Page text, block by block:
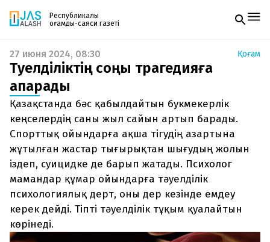
Республикалық
қоғамдық-саяси газеті
Жаңалықтар
Спорт
Live
Руханият
Аймақ
Архив
Заң және тәртіп
Редакциямен байланыс
+7 708 604 51 06
Жарнама бөлімі
+7 701 220 64 52
Пошта
zhasalash100@gmail.com
Газетке жазылу
PDF форматтағы газетті ай сайын электронды
поштаңызға алып отырыңыз. Жаңа нөмір
шыққан сәтте сізге бірден жіберіледі. Тек email
енгізіңіз, біз қалғанын өзіміз жібереміз.
27 июня 2024, 08:30 Қоғам
Тәуелділіктің соңы трагедияға
апарады
Қазақстанда бәс қабылдайтын букмекерлік
кеңселердің саны жыл сайын артып барады.
Спорттық ойындарға ақша тігудің азартына
жұтылған жастар тығырықтан шығудың жолын
іздеп, суицидке де барып жатады. Психолог
мамандар құмар ойындарға тәуелділік
психологиялық дерт, оны дер кезінде емдеу
керек дейді. Тіпті тәуелділік тұқым қуалайтын
көрінеді.